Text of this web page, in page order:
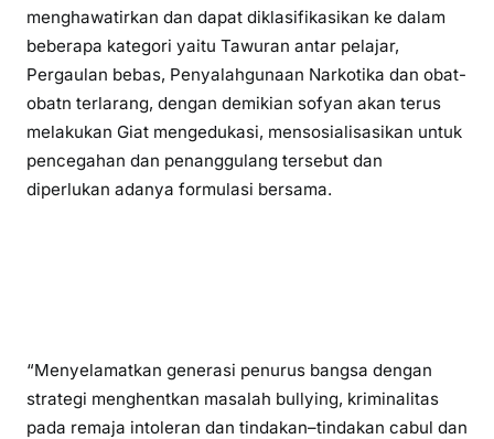
menghawatirkan dan dapat diklasifikasikan ke dalam
beberapa kategori yaitu Tawuran antar pelajar,
Pergaulan bebas, Penyalahgunaan Narkotika dan obat-
obatn terlarang, dengan demikian sofyan akan terus
melakukan Giat mengedukasi, mensosialisasikan untuk
pencegahan dan penanggulang tersebut dan
diperlukan adanya formulasi bersama.
“Menyelamatkan generasi penurus bangsa dengan
strategi menghentkan masalah bullying, kriminalitas
pada remaja intoleran dan tindakan–tindakan cabul dan